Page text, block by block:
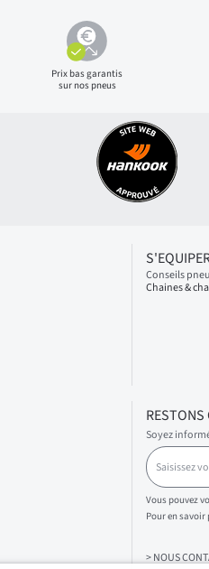
Prix basgarantis
sur nos pneus
Conseils
Chaines &
RESTONS
Soyez
S
a
s
i
s
Vous pouvez
Pour en
> NOUS